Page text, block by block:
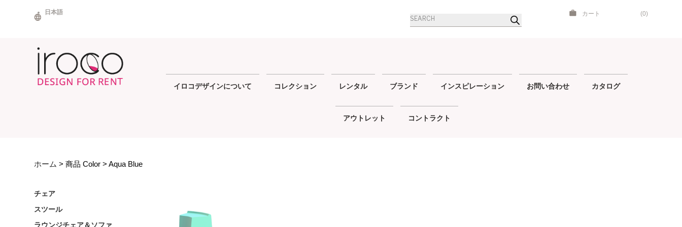
日本語
商
品
検
カート (0)
イロコデザインについて コレクション レンタル ブランド インスピレーション お問い合わせ カタログ
アウトレット コントラクト
ホーム > 商品 Color > Aqua Blue
チェア
スツール
ラウンジチェア＆ソファ